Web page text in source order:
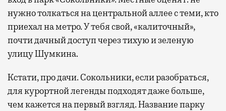
нужно толкаться на центральной аллее с теми, кто
приехал на метро. У тебя свой, «калиточный»,
почти дачный доступ через тихую и зеленую
улицу Шумкина.
Кстати, про дачи. Сокольники, если разобраться,
для курортной легенды подходят даже больше,
чем кажется на первый взгляд. Название парку